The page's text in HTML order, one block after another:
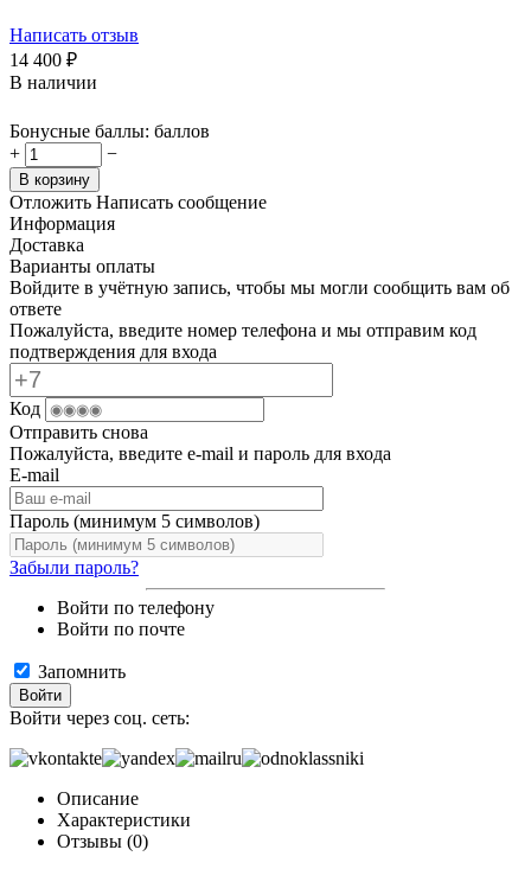
Написать отзыв
14 400 ₽
В наличии
Бонусные баллы: баллов
+
−
В корзину
Отложить Написать сообщение
Информация
Доставка
Варианты оплаты
Войдите в учётную запись, чтобы мы могли сообщить вам об
ответе
Пожалуйста, введите номер телефона и мы отправим код
подтверждения для входа
Код
Отправить снова
Пожалуйста, введите e-mail и пароль для входа
E-mail
Пароль (минимум 5 символов)
Забыли пароль?
Войти по телефону
Войти по почте
Запомнить
Войти
Войти через соц. сеть:
Описание
Характеристики
Отзывы (0)